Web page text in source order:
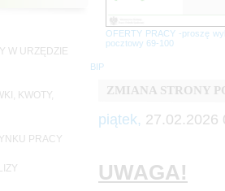
W URZĘDZIE
KWOTY,
PRACY
OFERTY PRACY -proszę
pocztowy 69-100
BIP
ZMIANA STRONY
piątek, 27.02.2026
UWAGA!